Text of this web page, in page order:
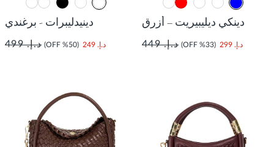
دينكي ديليبيريت – أزرق
د.إ. 299 (33% OFF) د.إ. 449
دينيدليبرات - برغندي
د.إ. 249 (50% OFF) د.إ. 499